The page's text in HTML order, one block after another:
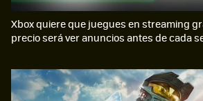
Xbox quiere que juegues en streaming
precio será ver anuncios antes de cada